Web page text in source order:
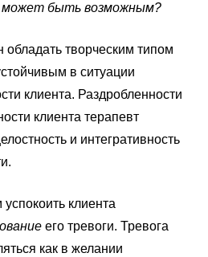
может быть возможным?
творческим типом
в ситуации
клиента. Раздробленности
клиента терапевт
и интегративность
клиента
его тревоги. Тревога
как в желании